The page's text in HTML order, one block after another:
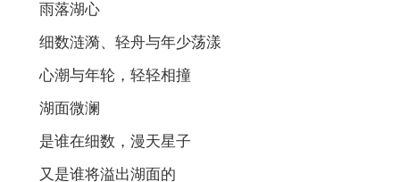
雨落湖心
细数涟漪、轻舟与年少荡漾
心潮与年轮，轻轻相撞
湖面微澜
是谁在细数，漫天星子
又是谁将溢出湖面的